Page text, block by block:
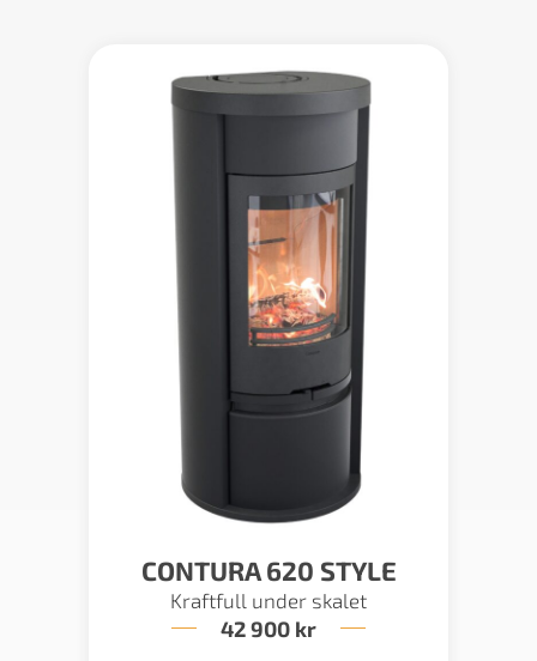
CONTURA 620 STYLE
Kraftfull under skalet
42 900 kr